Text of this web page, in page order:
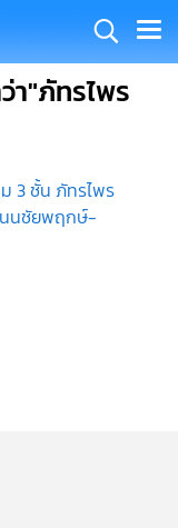
า"ภัทรไพร
3 ชั้น ภัทรไพร
นนชัยพฤกษ์-